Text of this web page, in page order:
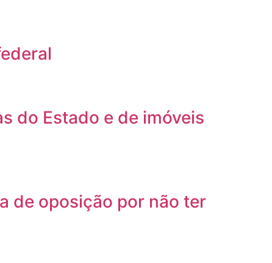
do Estado e de imóveis
de oposição por não ter